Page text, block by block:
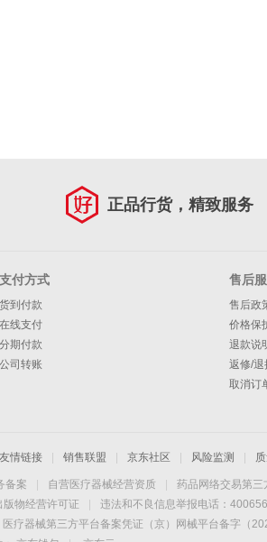
正品行货，精致服务
支付方式
货到付款
在线支付
分期付款
公司转账
售后
售后政
价格保
退款说
返修/退
取消订
友情链接 销售联盟 京东社区 风险监测
备案 自营医疗器械经营资质 药品网络交易第三
版物经营许可证
违法和不良信息举报电话：
医疗器械第三方平台备案凭证（京）网械平台备字（